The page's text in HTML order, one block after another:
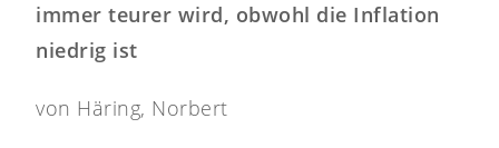
immer teurer wird, obwohl die Inflation
niedrig ist
von Häring, Norbert